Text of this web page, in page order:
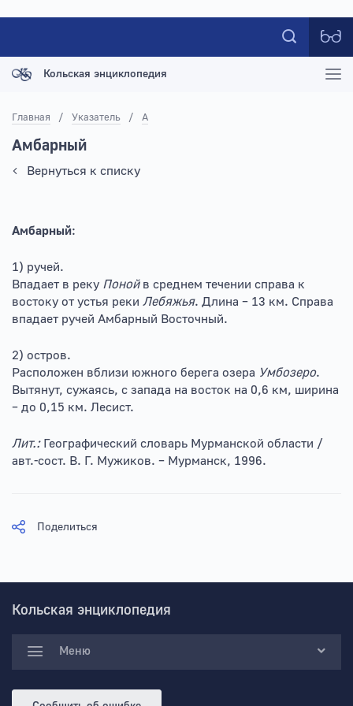
Кольская энциклопедия
Главная / Указатель / А
Амбарный
Вернуться к списку
Амбарный:
1) ручей.
Впадает в реку Понойв среднем течении справа к
востоку от устья реки Лебяжья. Длина – 13 км. Справа
впадает ручей Амбарный Восточный.
2) остров.
Расположен вблизи южного берега озера Умбозеро.
Вытянут, сужаясь, с запада на восток на 0,6 км, ширина
– до 0,15 км. Лесист.
Лит.: Географический словарь Мурманской области /
авт.-сост. В. Г. Мужиков. – Мурманск, 1996.
Поделиться
Кольская энциклопедия
Меню